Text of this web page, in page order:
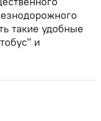
такие удобные
и